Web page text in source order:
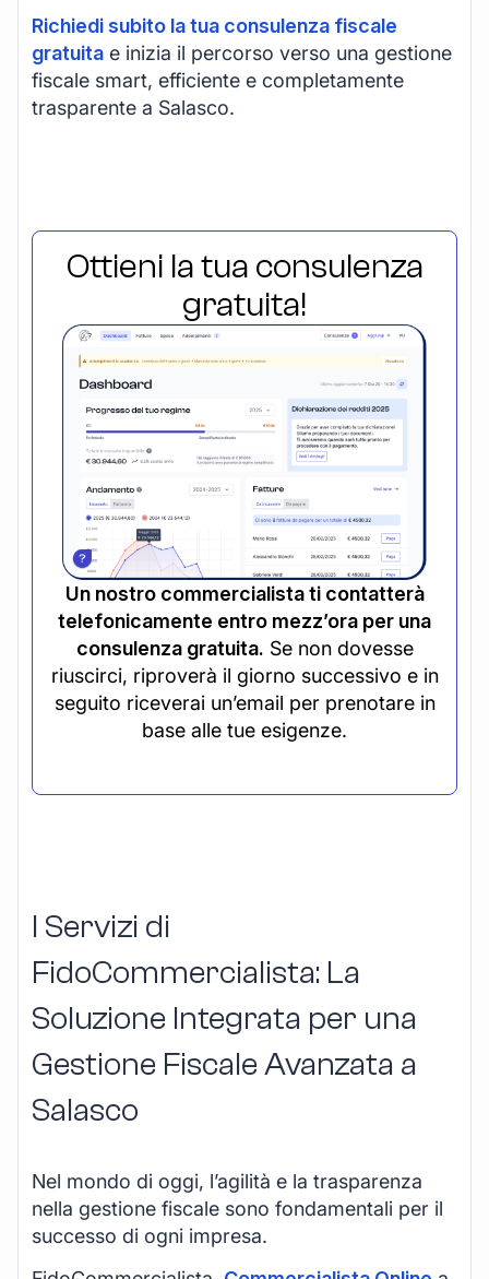
Richiedi subito la tua consulenza fiscale
gratuita e inizia il percorso verso una gestione
fiscale smart, efficiente e completamente
trasparente a Salasco.
Ottieni la tua consulenza
gratuita!
Un nostro commercialista ti contatterà
telefonicamente entro mezz’ora per una
consulenza gratuita. Se non dovesse
riuscirci, riproverà il giorno successivo e in
seguito riceverai un’email per prenotare in
base alle tue esigenze.
I Servizi di
FidoCommercialista: La
Soluzione Integrata per una
Gestione Fiscale Avanzata a
Salasco
Nel mondo di oggi, l’agilità e la trasparenza
nella gestione fiscale sono fondamentali per il
successo di ogni impresa.